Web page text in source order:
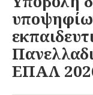
τ
η
κ
ε
τ
η
ΕΠΑΛ